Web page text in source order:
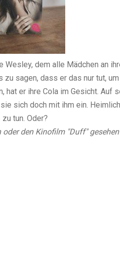
dem alle Mädchen an
sagen, dass er das nur tut,
hat er ihre Cola im Gesicht. Auf
sich doch mit ihm ein.
tun. Oder?
oder den Kinofilm "Duff"